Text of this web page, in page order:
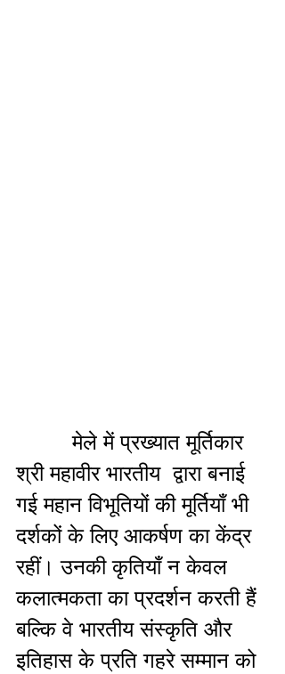
         मेले में प्रख्यात मूर्तिकार
श्री महावीर भारतीय  द्वारा बनाई
गई महान विभूतियों की मूर्तियाँ भी
दर्शकों के लिए आकर्षण का केंद्र
रहीं। उनकी कृतियाँ न केवल
कलात्मकता का प्रदर्शन करती हैं
बल्कि वे भारतीय संस्कृति और
इतिहास के प्रति गहरे सम्मान को